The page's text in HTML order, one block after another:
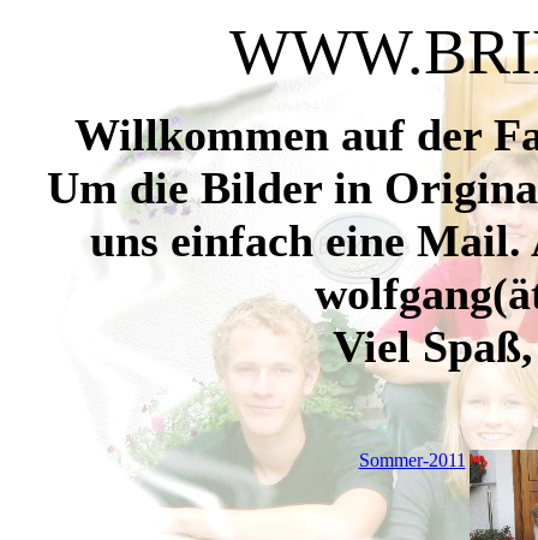
Willkommen auf der
Um die Bilder in
uns einfach eine Mail.
Viel
Sommer-2011